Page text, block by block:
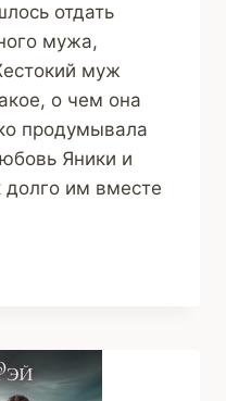
отдать
мужа,
муж
о чем она
продумывала
Яники и
долго им вместе